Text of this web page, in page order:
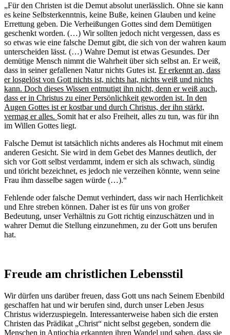
„Für den Christen ist die Demut absolut unerlässlich. Ohne sie kann
es keine Selbsterkenntnis, keine Buße, keinen Glauben und keine
Errettung geben. Die Verheißungen Gottes sind dem Demütigen
geschenkt worden. (…) Wir sollten jedoch nicht vergessen, dass es
so etwas wie eine falsche Demut gibt, die sich von der wahren kaum
unterscheiden lässt. (…) Wahre Demut ist etwas Gesundes. Der
demütige Mensch nimmt die Wahrheit über sich selbst an. Er weiß,
dass in seiner gefallenen Natur nichts Gutes ist. Er erkennt an, dass
er losgelöst von Gott nichts ist, nichts hat, nichts weiß und nichts
kann. Doch dieses Wissen entmutigt ihn nicht, denn er weiß auch,
dass er in Christus zu einer Persönlichkeit geworden ist. In den
Augen Gottes ist er kostbar und durch Christus, der ihn stärkt,
vermag er alles. Somit hat er also Freiheit, alles zu tun, was für ihn
im Willen Gottes liegt.
Falsche Demut ist tatsächlich nichts anderes als Hochmut mit einem
anderen Gesicht. Sie wird in dem Gebet des Mannes deutlich, der
sich vor Gott selbst verdammt, indem er sich als schwach, sündig
und töricht bezeichnet, es jedoch nie verzeihen könnte, wenn seine
Frau ihm dasselbe sagen würde (…).“
Fehlende oder falsche Demut verhindert, dass wir nach Herrlichkeit
und Ehre streben können. Daher ist es für uns von großer
Bedeutung, unser Verhältnis zu Gott richtig einzuschätzen und in
wahrer Demut die Stellung einzunehmen, zu der Gott uns berufen
hat.
Freude am christlichen Lebensstil
Wir dürfen uns darüber freuen, dass Gott uns nach Seinem Ebenbild
geschaffen hat und wir berufen sind, durch unser Leben Jesus
Christus widerzuspiegeln. Interessanterweise haben sich die ersten
Christen das Prädikat „Christ“ nicht selbst gegeben, sondern die
Menschen in Antiochia erkannten ihren Wandel und sahen, dass sie